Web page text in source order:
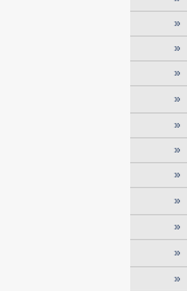
»
»
»
»
»
»
»
»
»
»
»